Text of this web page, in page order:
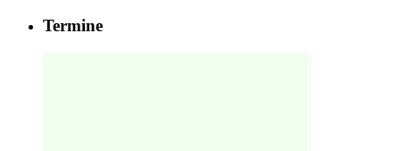
Termine